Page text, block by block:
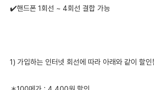
✔️핸드폰 1회선 ~ 4회선 결합 가능
1) 가입하는 인터넷 회선에 따라 아래와 같이 할인